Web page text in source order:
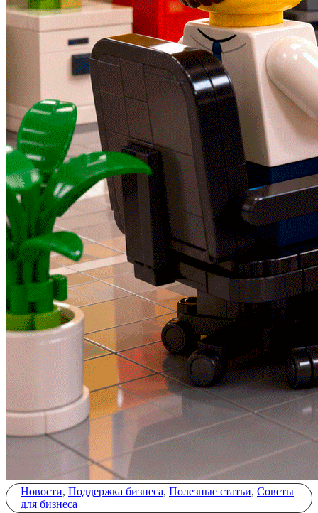
Новости, Поддержка бизнеса, Полезные статьи, Советы
для бизнеса